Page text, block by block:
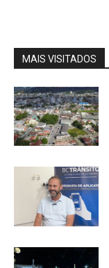
MAIS VISITADOS